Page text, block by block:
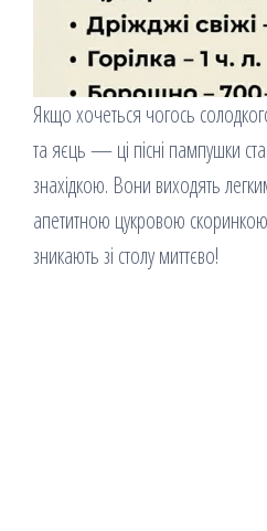
Якщо хочеться чогось
та яєць — ці пісні пампушки
знахідкою. Вони виходять
апетитною цукровою
зникають зі столу миттєво!